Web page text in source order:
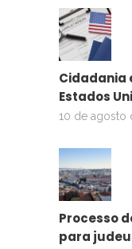
Cidadania
Estados
10 de agosto
Processo
para